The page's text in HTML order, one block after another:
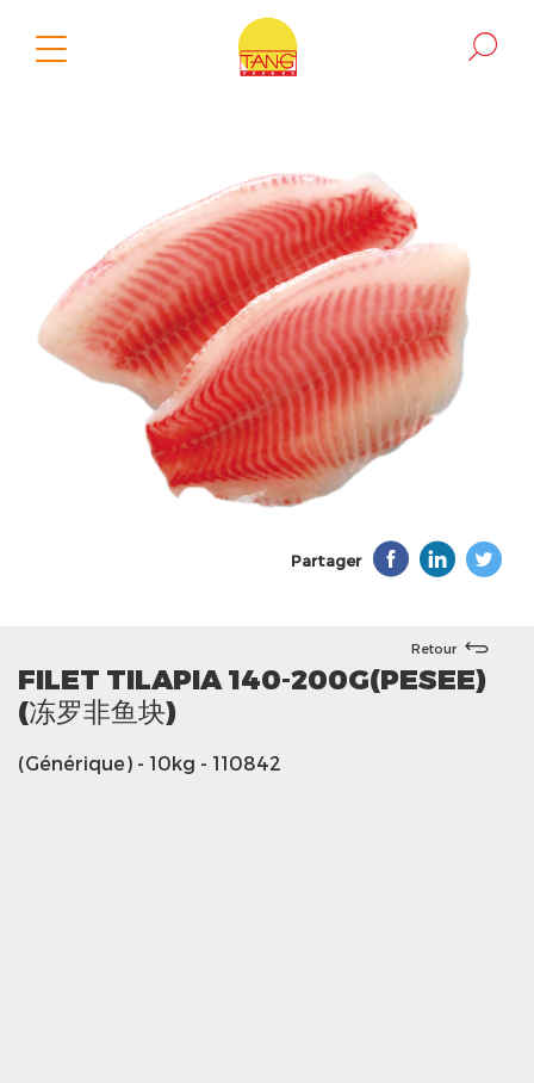
Partager
Retour
FILET TILAPIA 140-200G(PESEE)
(冻罗非鱼块)
(Générique) - 10kg - 110842